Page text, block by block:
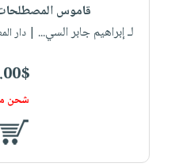
قاموس
لـ إبراهيم جابر السي... | دار
شحن